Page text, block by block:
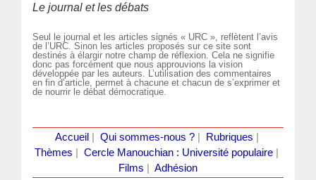
Le journal et les débats
Seul le journal et les articles signés « URC », reflètent l’avis
de l’URC. Sinon les articles proposés sur ce site sont
destinés à élargir notre champ de réflexion. Cela ne signifie
donc pas forcément que nous approuvions la vision
développée par les auteurs. L’utilisation des commentaires
en fin d’article, permet à chacune et chacun de s’exprimer et
de nourrir le débat démocratique.
Accueil Qui sommes-nous ?| Rubriques
Thèmes
Cercle Manouchian : Université populaire
Films
Adhésion